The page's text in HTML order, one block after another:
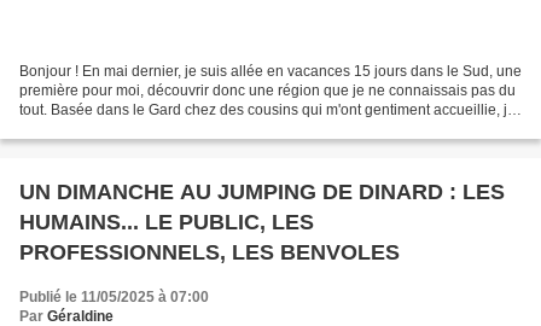
Bonjour ! En mai dernier, je suis allée en vacances 15 jours dans le Sud, une
première pour moi, découvrir donc une région que je ne connaissais pas du
tout. Basée dans le Gard chez des cousins qui m'ont gentiment accueillie, je
UN DIMANCHE AU JUMPING DE DINARD : LES
HUMAINS... LE PUBLIC, LES
PROFESSIONNELS, LES BENVOLES
Publié le 11/05/2025 à 07:00
Par Géraldine